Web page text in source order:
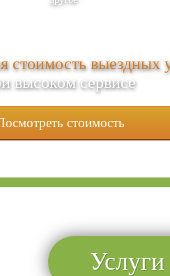
стоимость выездных
высоком сервисе
стоимость